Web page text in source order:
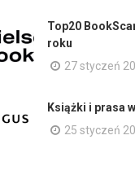
Top20
roku
27 styczeń
Książki i prasa
25 styczeń